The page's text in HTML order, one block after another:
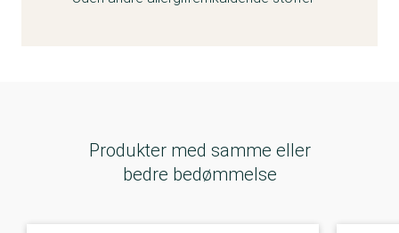
Produkter med samme eller
bedre bedømmelse